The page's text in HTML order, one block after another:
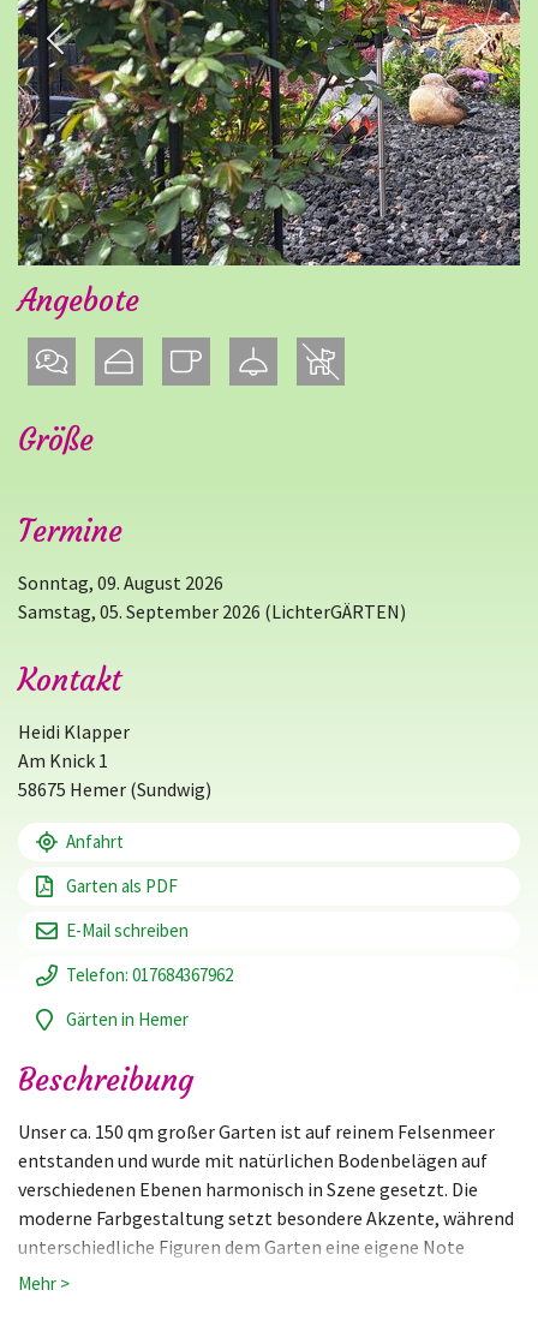
Previous Next
Angebote
Größe
Termine
Sonntag, 09. August 2026
Samstag, 05. September 2026 (LichterGÄRTEN)
Kontakt
Heidi Klapper
Am Knick 1
58675 Hemer (Sundwig)
Anfahrt
Garten als PDF
E-Mail schreiben
Telefon: 017684367962
Gärten in Hemer
Beschreibung
Unser ca. 150 qm großer Garten ist auf reinem Felsenmeer
entstanden und wurde mit natürlichen Bodenbelägen auf
verschiedenen Ebenen harmonisch in Szene gesetzt. Die
moderne Farbgestaltung setzt besondere Akzente, während
unterschiedliche Figuren dem Garten eine eigene Note
verleihen. Insekten aller Art finden hier einen geschützten
Mehr >